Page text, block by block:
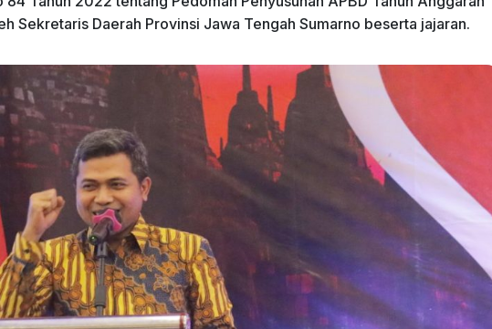
Sekretaris Daerah Provinsi Jawa Tengah Sumarno beserta jajaran.